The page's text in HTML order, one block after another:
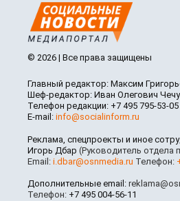
© 2026 | Все права защищены
Главный редактор: Максим
Шеф-редактор: Иван Олегович
Телефон редакции: +7 495 795-53-05
E-mail: info@socialinform.ru
Реклама, спецпроекты и иное
Игорь Дбар (Руководитель отдела
Email: i.dbar@osnmedia.ru Телефон:
Дополнительные email:
Телефон: +7 495 004-56-11